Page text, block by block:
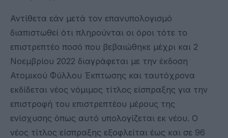
Αντίθετα εάν μετά τον επανυπολογισμό
διαπιστωθεί ότι πληρούνται οι όροι τότε το
επιστρεπτέο ποσό που βεβαιώθηκε μέχρι και 2
Νοεμβρίου 2022 διαγράφεται με την έκδοση
Ατομικού Φύλλου Έκπτωσης και ταυτόχρονα
εκδίδεται νέος νόμιμος τίτλος είσπραξης για την
επιστροφή του επιστρεπτέου μέρους της
ενίσχυσης όπως αυτό υπολογίζεται εκ νέου. Ο
νέος τίτλος είσπραξης εξοφλείται έως και σε 96